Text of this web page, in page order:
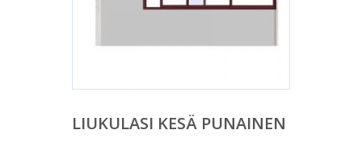
LIUKULASI KESÄ PUNAINEN